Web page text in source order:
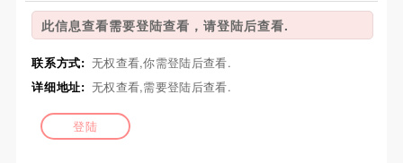
此信息查看需要登陆查看，请登陆后查看.
联系方式: 无权查看,你需登陆后查看.
详细地址: 无权查看,需要登陆后查看.
登陆